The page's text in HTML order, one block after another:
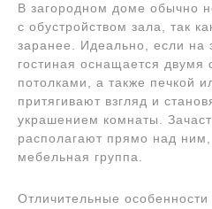
В загородном доме обычно
с обустройством зала, так
заранее. Идеально, если на
гостиная оснащается двумя
потолками, а также печкой
притягивают взгляд и
украшением комнаты.
располагают прямо над ним,
мебельная группа.
Отличительные особенности